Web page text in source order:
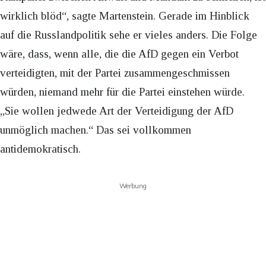
wirklich blöd“, sagte Martenstein. Gerade im Hinblick
auf die Russlandpolitik sehe er vieles anders. Die Folge
wäre, dass, wenn alle, die die AfD gegen ein Verbot
verteidigten, mit der Partei zusammengeschmissen
würden, niemand mehr für die Partei einstehen würde.
„Sie wollen jedwede Art der Verteidigung der AfD
unmöglich machen.“ Das sei vollkommen
antidemokratisch.
Werbung